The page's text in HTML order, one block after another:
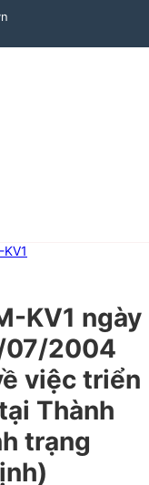
KV1 ngày
07/2004
việc triển
Thành
trạng